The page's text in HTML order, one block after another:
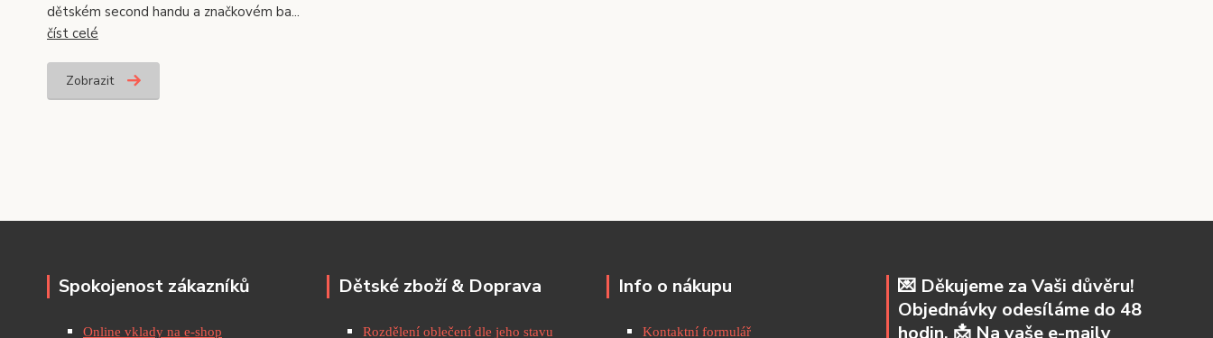
dětském second handu a značkovém ba...
číst celé
Zobrazit
Spokojenost zákazníků
Online vklady na e-shop
Dětské zboží & Doprava
Rozdělení oblečení dle jeho stavu
Info o nákupu
Kontaktní formulář
💌 Děkujeme za Vaši důvěru!
Objednávky odesíláme do 48
hodin. 📩 Na vaše e-maily